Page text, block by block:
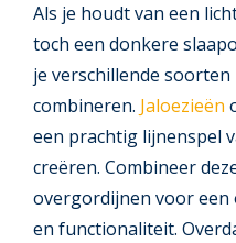
Als je houdt van een
toch een donkere
je verschillende
combineren. Jaloezieën
een prachtig lijnenspel
creëren. Combineer
overgordijnen voor een
en functionaliteit.